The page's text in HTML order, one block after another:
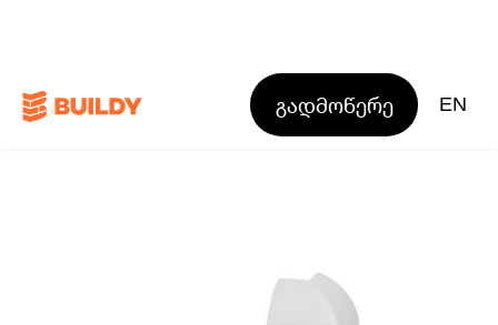
გადმოწერე EN